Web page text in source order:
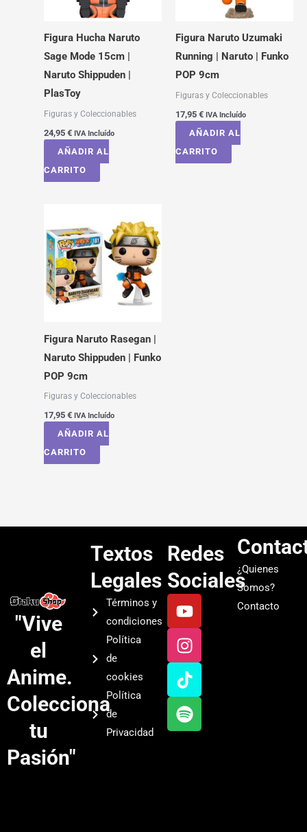
Figura Hucha Naruto
Sage Mode 15cm |
Naruto Shippuden |
PlasToy
Figuras y Coleccionables
24,95 € IVA Incluído
AÑADIR AL
CARRITO
Figura Naruto Uzumaki
Running | Naruto | Funko
POP 9cm
Figuras y Coleccionables
17,95 € IVA Incluído
AÑADIR AL
CARRITO
Figura Naruto Rasegan |
Naruto Shippuden | Funko
POP 9cm
Figuras y Coleccionables
17,95 € IVA Incluído
AÑADIR AL
CARRITO
"Vive
el
Anime.
Colecciona
tu
Pasión"
Textos
Legales
Términos y
condiciones
Política
de
cookies
Política
de
Privacidad
Redes
Sociales
Y
o
u
t
u
b
e
I
n
s
t
a
g
r
a
T
i
k
t
o
k
S
p
o
t
i
f
y
¿Quienes
Somos?
Contacto